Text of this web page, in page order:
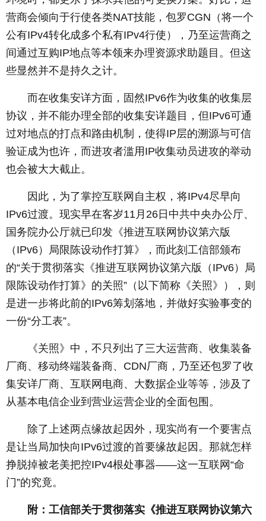
营商会倾向于行使各类NAT技能，包罗CGN（将一个
公有IPv4转化成多个私有IPv4行使），乃至运营商之
间通过互购IP地点等本领来办理资源求助题目。但这
些显然并不是持久之计。
­ 而在收集安详方面，固然IPv6作为收集的收集层
协议，并不能办理全部的收集安详题目，但IPv6可通
过对地点的打点和路由机制，使得IP层的溯源与可信
验证成为也许，而进攻者滥用IP收集动员进攻的举动
也会被大大截止。
­ 因此，为了掌控互联网自主权，将IPv4尽早向
IPv6过渡。现实早在客岁11月26日中共中央办公厅、
国务院办公厅就已印发《推进互联网协议第六版
（IPv6）局限陈设动作打算》，而此刻工信部颁布
的“关于贯彻落实《推进互联网协议第六版（IPv6）局
限陈设动作打算》的关照”（以下简称《关照》），则
是进一步将此前的IPv6筹划落地，并做好实验事变的
一份“分工表”。
­ 《关照》中，不只列出了三大运营商、收集装备
厂商、移动终端装备商、CDN厂商，乃至还包罗了收
集安详厂商、互联网电商、大数据企业等等，涉及了
从基本电信企业到营业运营企业的全面包围。
­ 除了上述两点缘故起因外，现实尚有一个要害点
是让当局加快向IPv6过渡的首要缘故起因。那就怎样
挣脱掉被老美把控IPv4根处事器——这一互联网“命
门”的究竟。
附：工信部关于贯彻落实《推进互联网协议第六